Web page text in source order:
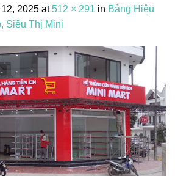
2025 at 512 × 291 in Bảng Hiệu
Siêu Thị Mini